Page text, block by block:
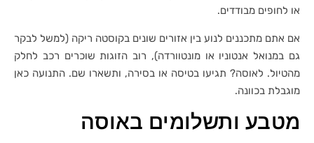
או לחופים מבודדים.
אם אתם מתכננים לנוע בין אזורים שונים בקוסטה ריקה (למשל לבקר
גם במנואל אנטוניו או מונטוורדה), רוב הזוגות שוכרים רכב לחלק
מהטיול. לאוסה? תגיעו בטיסה או בסירה, ותשארו שם. התנועה כאן
מוגבלת בכוונה.
מטבע ותשלומים באוסה